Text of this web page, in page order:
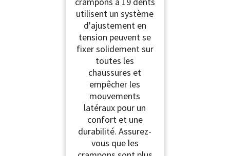
Marche, pour Neige
Activités Le Jogging,
l'escalade et la
Trail(Taille Moyenne)
utilisent un système
d'ajustement en
tension peuvent se
fixer solidement sur
toutes les
chaussures et
empêcher les
mouvements
latéraux pour un
confort et une
durabilité. Assurez-
vous que les